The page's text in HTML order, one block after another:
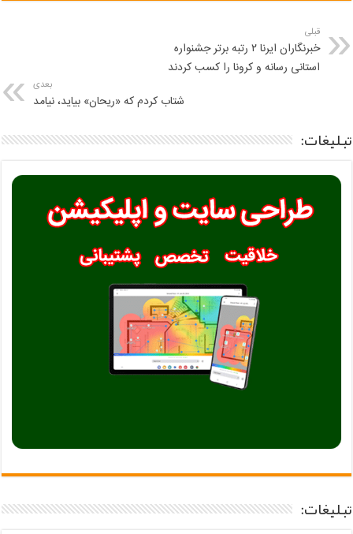
قبلی
خبرنگاران ایرنا ۲ رتبه برتر جشنواره
استانی رسانه و کرونا را کسب کردند
بعدی
شتاب کردم که «ریحان» بیاید، نیامد
تبلیغات:
تبلیغات: